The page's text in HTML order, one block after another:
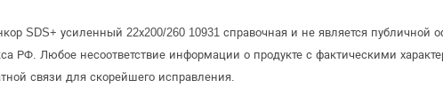
SDS+ усиленный 22х200/260 10931 справочная и не является
РФ. Любое несоответствие информации о продукте с фактическими
связи для скорейшего исправления.